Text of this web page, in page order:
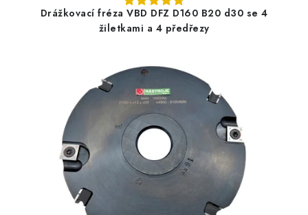
Drážkovací fréza VBD DFZ D160 B20 d30 se 4
žiletkami a 4 předřezy